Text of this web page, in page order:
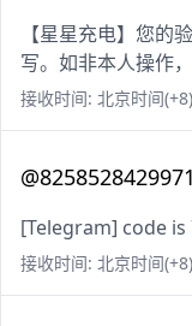
【星星充电】您的
写。如非本人操作
接收时间: 北京时间
[Telegram] code is
接收时间: 北京时间